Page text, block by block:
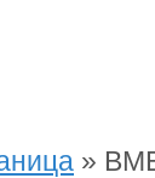
»